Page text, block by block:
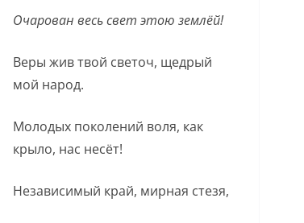
Очарован весь свет этою землёй!
Веры жив твой светоч, щедрый
мой народ.
Молодых поколений воля, как
крыло, нас несёт!
Независимый край, мирная стезя,